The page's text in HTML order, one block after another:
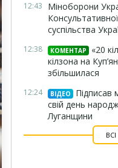
12:43
Міноборони
суспільства
12:38 КОМЕНТАР
«20
кілзона на
збільшилася
12:24 ВІДЕО
Підписав
свій день
Луганщини